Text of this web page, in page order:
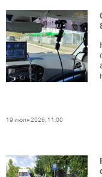
19 июля 2026, 11:00